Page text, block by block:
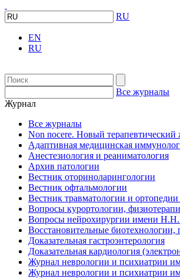
RU
EN
RU
Все журналы
Журнал
Все журналы
Non nocere. Новый терапевтический
Адаптивная медицинская
Анестезиология и реаниматология
Архив патологии
Вестник оториноларингологии
Вестник офтальмологии
Вестник травматологии и
Вопросы курортологии,
Вопросы нейрохирургии имени Н.Н.
Восстановительные
Доказательная гастроэнтерология
Доказательная кардиология
Журнал неврологии и психиатрии
Журнал неврологии и психиатрии